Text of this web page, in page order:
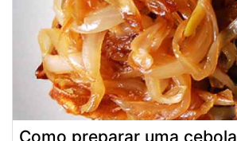
Como preparar uma cebola